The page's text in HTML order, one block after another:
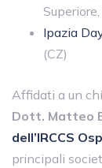
Ipazia
(CZ)
Affidati a un
Dott. Matteo
dell’IRCCS
principali